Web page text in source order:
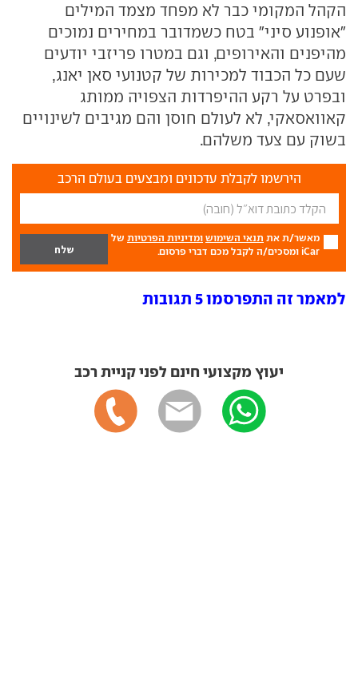
הקהל המקומי כבר לא מפחד מצמד המילים
"אופנוע סיני" בטח כשמדובר במחירים נמוכים
מהיפנים והאירופים, וגם במטרו פריזבי יודעים
שעם כל הכבוד למכירות של קטנועי סאן יאנג,
ובפרט על רקע ההיפרדות הצפויה ממותג
קאוואסאקי, לא לעולם חוסן והם מגיבים לשינויים
בשוק עם צעד משלהם.
הירשמו לקבלת עדכונים ומבצעים בעולם הרכב
מאשר/ת את תנאי השימוש ומדיניות הפרטיות של
iCar ומסכים/ה לקבל מכם דברי פרסום.
למאמר זה התפרסמו 5 תגובות
יעוץ מקצועי חינם לפני קניית רכב